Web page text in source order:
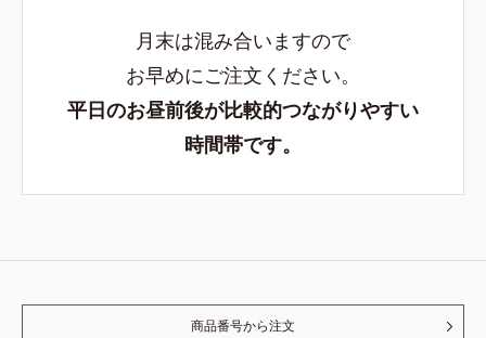
月末は混み合いますので
お早めにご注文ください。
平日のお昼前後が比較的つながりやすい
時間帯です。
商品番号から注文